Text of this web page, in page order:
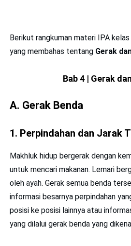
Berikut rangkuman materi IPA
yang membahas tentang Gerak
Bab 4 | Gerak
A. Gerak Benda
1. Perpindahan dan Jarak
Makhluk hidup bergerak dengan
untuk mencari makanan. Lemari
oleh ayah. Gerak semua benda
informasi besarnya perpindahan
posisi ke posisi lainnya atau
yang dilalui gerak benda yang